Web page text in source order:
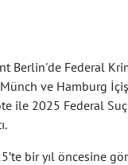
Berlin'de Federal
ve Hamburg
ile 2025 Federal
bir yıl öncesine